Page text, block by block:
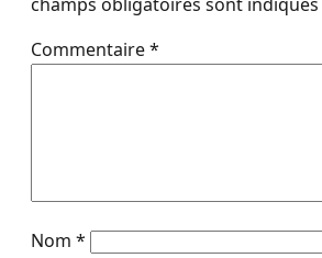
Commentaire*
Nom *